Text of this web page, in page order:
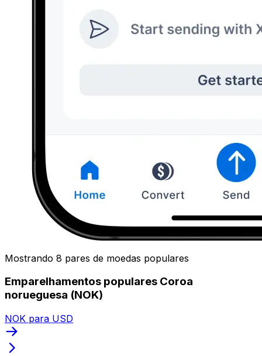
Mostrando 8 pares de moedas populares
Emparelhamentos populares Coroa
norueguesa (NOK)
NOK para USD